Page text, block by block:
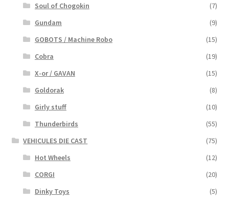
Soul of Chogokin
(7)
Gundam
(9)
GOBOTS / Machine Robo
(15)
Cobra
(19)
X-or / GAVAN
(15)
Goldorak
(8)
Girly stuff
(10)
Thunderbirds
(55)
VEHICULES DIE CAST
(75)
Hot Wheels
(12)
CORGI
(20)
Dinky Toys
(5)